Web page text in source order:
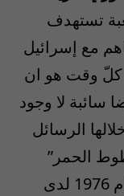
تستهدف
مع إسرائيل
كلّ وقت هو ان
سائبة لا وجود
الرسائل
الحمر”
التي اصرّت عليها إسرائيل في العام 1976 لدى